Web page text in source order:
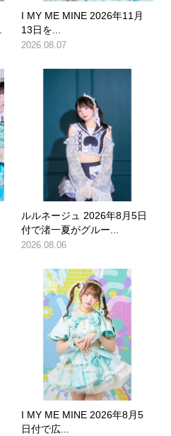
I MY ME MINE 2026年11月
13日を...
2026.08.07
ルルネージュ 2026年8月5日
付で渚一夏がグルー...
2026.08.06
I MY ME MINE 2026年8月5
日付で広...